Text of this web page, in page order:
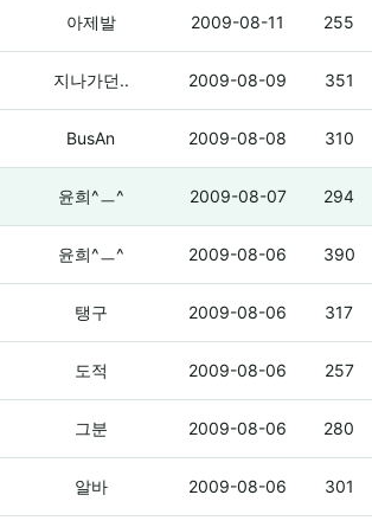
공인인증서에 문제가..(3)
아제발 2009-08-11 255
스크 신규 엑페, 옴냐 최저가로 찾아주세
지나가던.. 2009-08-09 351
궁금하다(2)
BusAn 2009-08-08 310
뭔가 생각날듯말듯나다가안나는 가사가
윤희^ㅡ^ 2009-08-07 294
막 더운데 찬바람쐬면 막 배탈나구 그래
윤희^ㅡ^ 2009-08-06 390
십덕넷에 대한 진지한질문.(2)
탱구 2009-08-06 317
진지하게 질문점 (3)
도적 2009-08-06 257
내가 공지에 까지 질문하라고 올렸는데
그분 2009-08-06 280
야이 배경음 하나 넣어라.(5)
알바 2009-08-06 301